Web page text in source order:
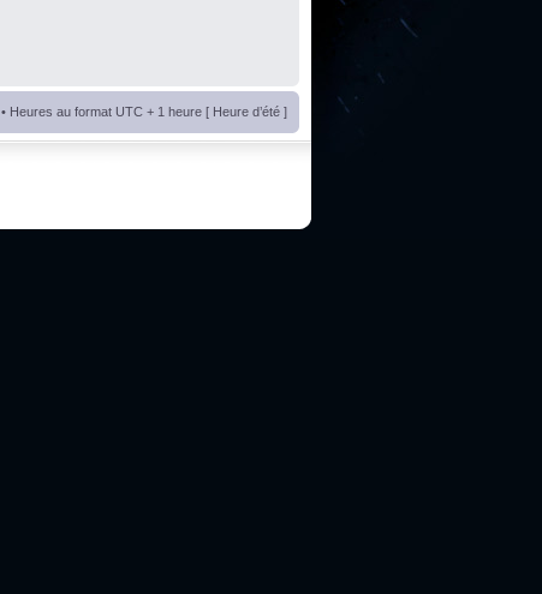
• Heures au format UTC + 1 heure [ Heure d’été ]